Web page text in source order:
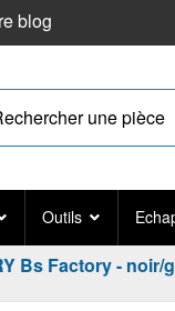
blog
Outils
Bs Factory - noir/